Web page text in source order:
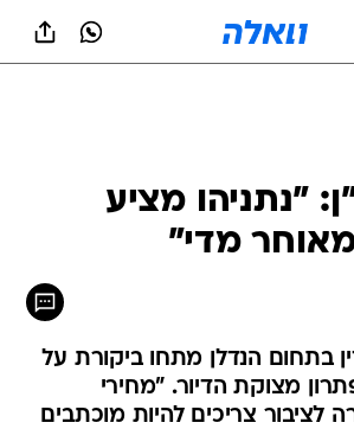
"נתניהו מציע
מדי"
בתחום הנדלן מתחו ביקורת על
מצוקת הדיור. "מחירי
לציבור צריכים להיות מוכתבים